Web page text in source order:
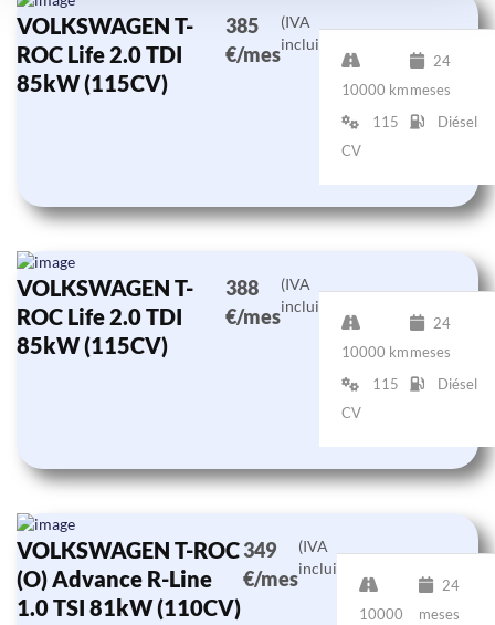
VOLKSWAGEN T-
ROC Life 2.0 TDI
85kW (115CV)
385
€/mes
(IVA
incluido)
10000 km
24
meses
115
CV
Diésel
VOLKSWAGEN T-
ROC Life 2.0 TDI
85kW (115CV)
388
€/mes
(IVA
incluido)
10000 km
24
meses
115
CV
Diésel
VOLKSWAGEN T-ROC
(O) Advance R-Line
1.0 TSI 81kW (110CV)
349
€/mes
(IVA
incluido)
10000
24
meses